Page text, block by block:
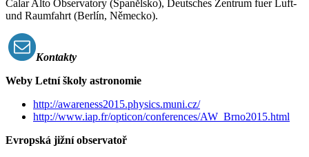
Calar Alto Observatory (Španělsko), Deutsches Zentrum fuer Luft-
und Raumfahrt (Berlín, Německo).
Kontakty
Weby Letní školy astronomie
http://awareness2015.physics.muni.cz/
http://www.iap.fr/opticon/conferences/AW_Brno2015.html
Evropská jižní observatoř